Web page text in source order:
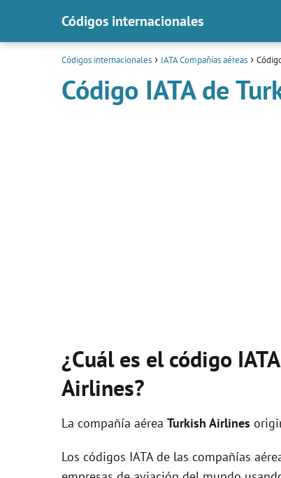
Códigos internacionales
Códigos internacionales IATA Compañías aéreas
Código IATA de
¿Cuál es el código
Airlines?
La compañía aérea Turkish Airlines
Los códigos IATA de las compañías